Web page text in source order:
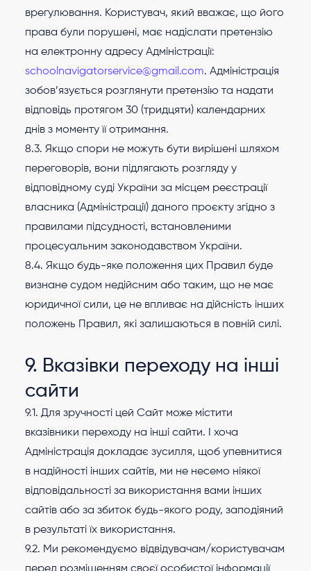
врегулювання. Користувач, який вважає, що його
права були порушені, має надіслати претензію
на електронну адресу Адміністрації:
schoolnavigatorservice@gmail.com. Адміністрація
зобов’язується розглянути претензію та надати
відповідь протягом 30 (тридцяти) календарних
днів з моменту її отримання.
8.3. Якщо спори не можуть бути вирішені шляхом
переговорів, вони підлягають розгляду у
відповідному суді України за місцем реєстрації
власника (Адміністрації) даного проєкту згідно з
правилами підсудності, встановленими
процесуальним законодавством України.
8.4. Якщо будь-яке положення цих Правил буде
визнане судом недійсним або таким, що не має
юридичної сили, це не впливає на дійсність інших
положень Правил, які залишаються в повній силі.
9. Вказівки переходу на інші
сайти
9.1. Для зручності цей Сайт може містити
вказівники переходу на інші сайти. І хоча
Адміністрація докладає зусилля, щоб упевнитися
в надійності інших сайтів, ми не несемо ніякої
відповідальності за використання вами інших
сайтів або за збиток будь-якого роду, заподіяний
в результаті їх використання.
9.2. Ми рекомендуємо відвідувачам/користувачам